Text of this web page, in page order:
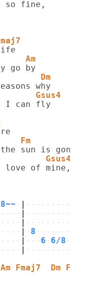
Am
Dm
Gsus4  G
I can fly
Fm
Gsus4
of mine,
8~~ -
- 8
--- 6 - 6/8 -
Fmaj7  Dm